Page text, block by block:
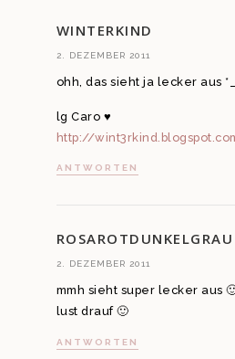
WINTERKIND
2. DEZEMBER 2011
ohh, das sieht ja lecker aus
lg Caro ♥
http://
ANTWORTEN
ROSAROTDUNKELGRAU
2. DEZEMBER 2011
mmh sieht super lecker aus
lust drauf 🙂
ANTWORTEN